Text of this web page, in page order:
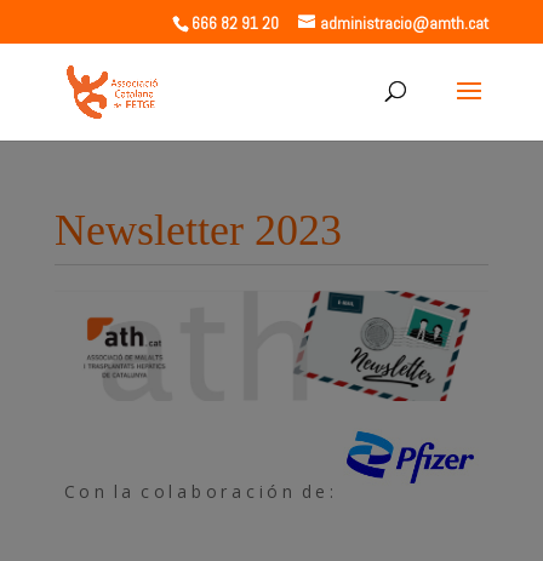
666 82 91 20 administracio@amth.cat
Newsletter 2023
C o n l a c o l a b o r a c i ó n d e :